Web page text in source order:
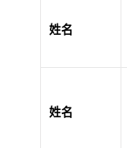
姓名
姓名